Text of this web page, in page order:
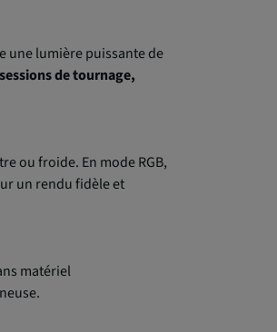
une lumière puissante de
sessions de tournage,
ou froide. En mode RGB,
un rendu fidèle et
matériel